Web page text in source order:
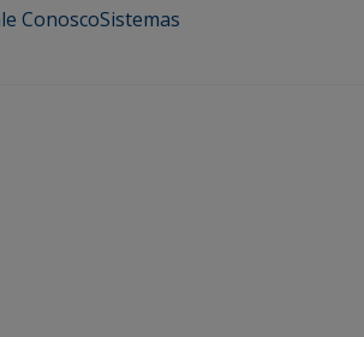
ConoscoSistemas